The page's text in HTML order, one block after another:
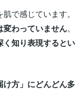
肌で感じています。
変わっていません。
く知り表現するとい
け方」にどんどん多